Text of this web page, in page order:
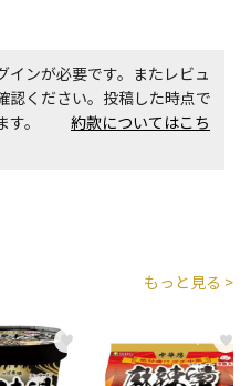
がかかる商品です
インが必要です。またレビュ
認ください。投稿した時点で
ます。 約款についてはこち
もっと見る >
♥ ♥